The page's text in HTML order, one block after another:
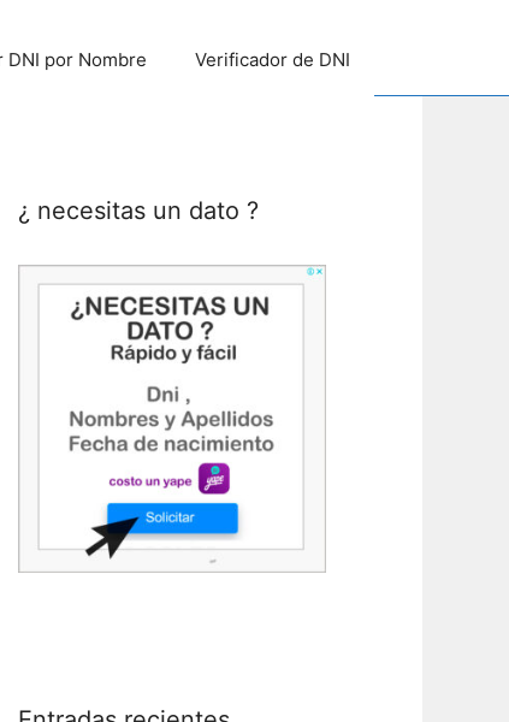
DNI por Nombre Verificador de DNI
¿ necesitas un dato ?